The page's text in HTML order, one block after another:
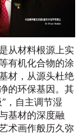
从材料根源上实
有机化合物的涂
材，从源头杜绝
的环保基因。其
，自主调节湿
基材的深度融
术画作般历久弥